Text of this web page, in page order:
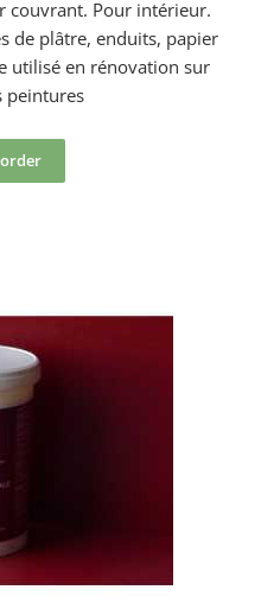
couvrant. Pour intérieur.
de plâtre, enduits, papier
utilisé en rénovation sur
peintures